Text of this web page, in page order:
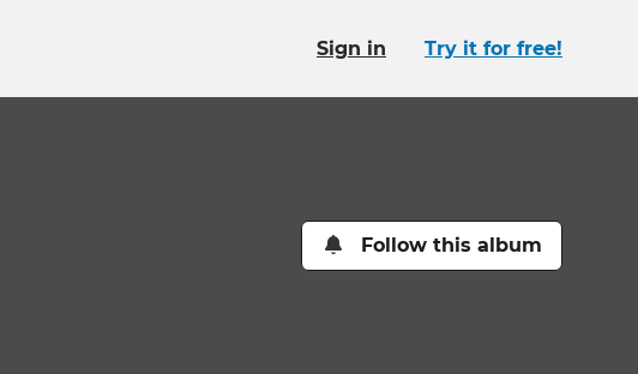
Sign in Try it for free!
Follow this album